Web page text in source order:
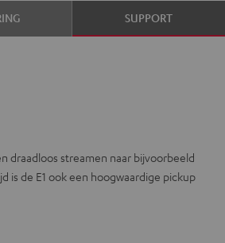
SUPPORT
draadloos streamen naar bijvoorbeeld
de E1 ook een hoogwaardige pickup